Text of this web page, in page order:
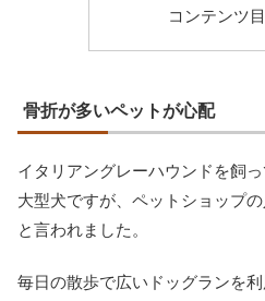
コンテンツ
骨折が多いペットが心配
イタリアングレーハウンドを飼
大型犬ですが、ペットショップ
と言われました。
毎日の散歩で広いドッグランを